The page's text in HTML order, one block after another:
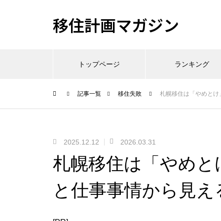
移住計画マガジン
トップページ ランキング
記事一覧 移住失敗 札幌移住は「やめと
2025.12.12 2026.03.31
札幌移住は「やめと
と仕事事情から見え